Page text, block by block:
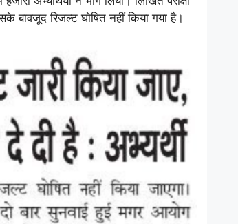
बावजूद रिजल्ट घोषित नहीं किया गया है।